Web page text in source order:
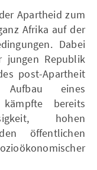
Apartheid zum
Afrika auf der
Dabei
jungen Republik
post-Apartheit
eines
bereits
hohen
öffentlichen